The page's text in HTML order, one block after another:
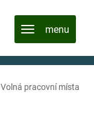
Volná pracovní místa